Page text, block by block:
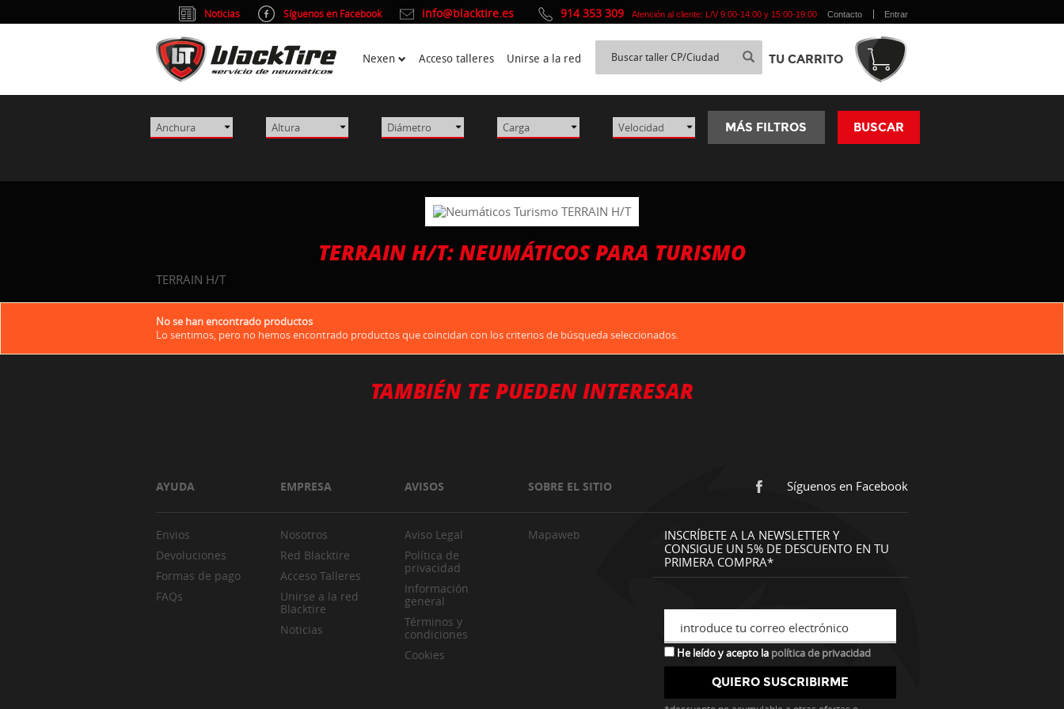
MÁS FILTROS BUSCAR
TERRAIN H/T: NEUMÁTICOS PARA TURISMO
TERRAIN H/T
No se han encontrado productos
Lo sentimos, pero no hemos encontrado productos que coincidan con los criterios de búsqueda seleccionados.
TAMBIÉN TE PUEDEN INTERESAR
AYUDA EMPRESA AVISOS SOBRE EL SITIO Síguenos en Facebook
Envios
Devoluciones
Formas de pago
FAQs
Nosotros
Red Blacktire
Acceso Talleres
Unirse a la red
Blacktire
Noticias
Aviso Legal
Política de
privacidad
Información
general
Términos y
condiciones
Cookies
Mapaweb
INSCRÍBETE A LA NEWSLETTER Y
CONSIGUE UN 5% DE DESCUENTO EN TU
PRIMERA COMPRA*
introduce tu correo electrónico
He leído y acepto la política de privacidad
Noticias Síguenos en Facebook info@blacktire.es 914 353 309 Atención al cliente: L/V 9:00-14:00 y 15:00-19:00 Contacto Entrar
Nexen Acceso talleres Unirse a la red TU CARRITO